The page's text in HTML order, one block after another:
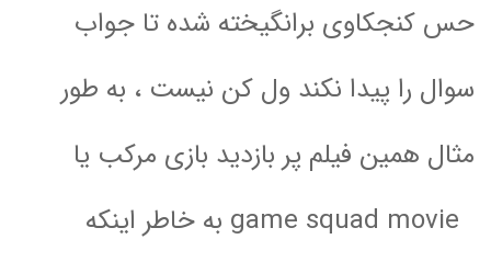
حس کنجکاوی برانگیخته شده تا جواب
سوال را پیدا نکند ول کن نیست ، به طور
مثال همین فیلم پر بازدید بازی مرکب یا
game squad movie به خاطر اینکه